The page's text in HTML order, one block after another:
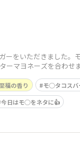
ーをいただきました
ーマヨネーズを合わ
至福の香り モ◯タコスバ
今日はモ◯をネタに👍